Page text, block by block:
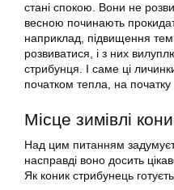
стані спокою. Вони не
весною починають
наприклад, підвищення
розвиватися, і з них
стрибунця. І саме ці
початком тепла, на початку
Місце зимівлі
Над цим питанням
насправді воно досить
Як коник стрибунець